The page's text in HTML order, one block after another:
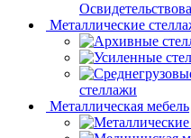
Металлические
стеллажи
Металлическая мебель